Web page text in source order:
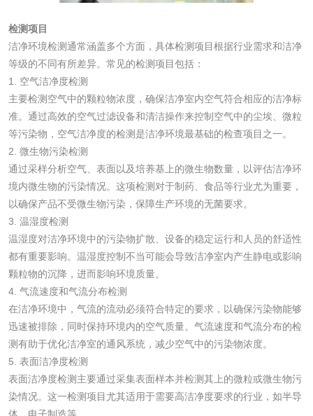
检测项目
洁净环境检测通常涵盖多个方面，具体检测项目根据行业需求和洁净
等级的不同有所差异。常见的检测项目包括：
1. 空气洁净度检测
主要检测空气中的颗粒物浓度，确保洁净室内空气符合相应的洁净标
准。通过高效的空气过滤设备和清洁操作来控制空气中的尘埃、微粒
等污染物，空气洁净度的检测是洁净环境最基础的检查项目之一。
2. 微生物污染检测
通过采样分析空气、表面以及培养基上的微生物数量，以评估洁净环
境内微生物的污染情况。这项检测对于制药、食品等行业尤为重要，
以确保产品不受微生物污染，保障生产环境的无菌要求。
3. 温湿度检测
温湿度对洁净环境中的污染物扩散、设备的稳定运行和人员的舒适性
都有重要影响。温湿度控制不当可能会导致洁净室内产生静电或影响
颗粒物的沉降，进而影响环境质量。
4. 气流速度和气流分布检测
在洁净环境中，气流的流动必须符合特定的要求，以确保污染物能够
迅速被排除，同时保持环境内的空气质量。气流速度和气流分布的检
测有助于优化洁净室的通风系统，减少空气中的污染物浓度。
5. 表面洁净度检测
表面洁净度检测主要通过采集表面样本并检测其上的微粒或微生物污
染情况。这一检测项目尤其适用于需要高洁净度要求的行业，如半导
检测
木质净水用活性炭
农药肥料
肥料检测 微生物肥料检测
化肥检测 微生物菌剂检测
磷酸肥料检测
化工试剂
乳酸钠检测 消泡剂检测
化工助剂检测 涂料助剂检测